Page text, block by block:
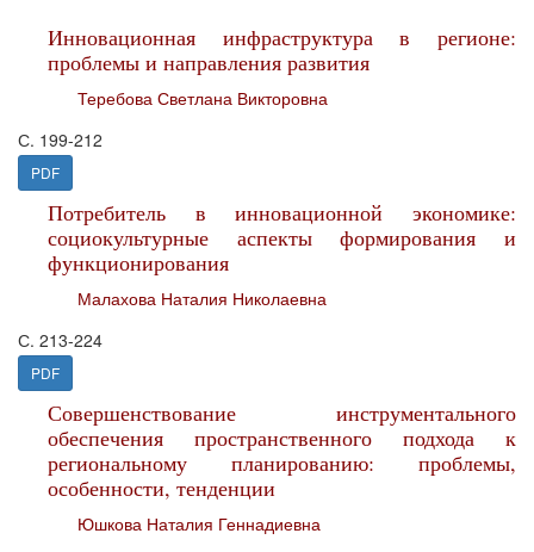
Инновационная инфраструктура в регионе:
проблемы и направления развития
Теребова Светлана Викторовна
С. 199-212
PDF
Потребитель в инновационной экономике:
социокультурные аспекты формирования и
функционирования
Малахова Наталия Николаевна
С. 213-224
PDF
Совершенствование инструментального
обеспечения пространственного подхода к
региональному планированию: проблемы,
особенности, тенденции
Юшкова Наталия Геннадиевна